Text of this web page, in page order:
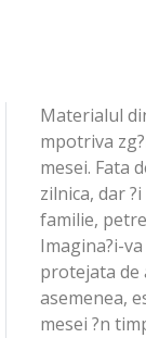
Materialul
mpotriva
mesei. Fata
zilnica, dar
familie,
Imagina?i-
protejata de
asemenea,
mesei ?n